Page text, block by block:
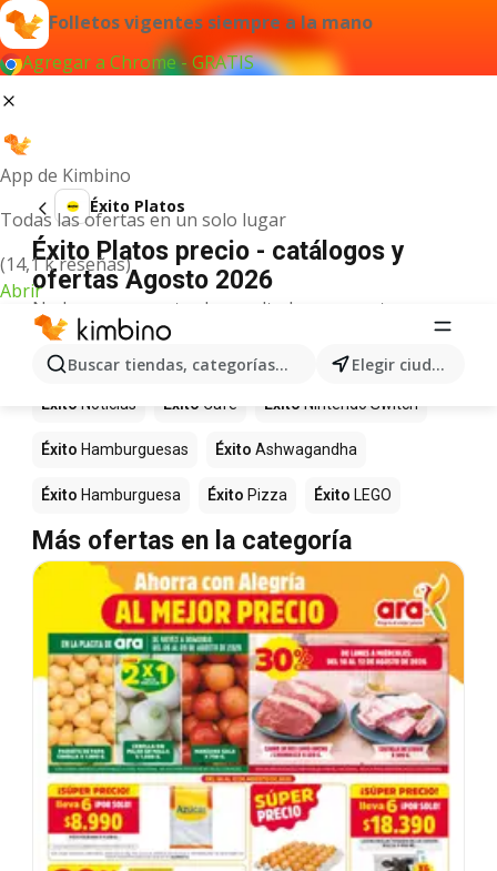
Folletos vigentes siempre a la mano
Agregar a Chrome - GRATIS
App de Kimbino
Todas las ofertas en un solo lugar
(14,1 k reseñas)
Abrir
Buscar tiendas, categorías, productos... Elegir ciudad
Éxito Platos
Éxito Platos precio - catálogos y
ofertas Agosto 2026
No hemos encontrado resultados para este
término.
Más productos en tiendas Éxito
Éxito Noticias Éxito Café Éxito Nintendo Switch
Éxito Hamburguesas Éxito Ashwagandha
Éxito Hamburguesa Éxito Pizza Éxito LEGO
Más ofertas en la categoría